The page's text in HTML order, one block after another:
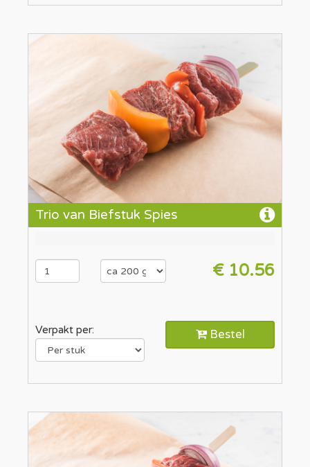
Trio van Biefstuk Spies
€ 10.56
Verpakt per: Bestel